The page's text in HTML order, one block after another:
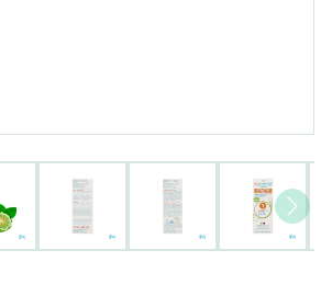
View larger imageView larger imageView larger image
View